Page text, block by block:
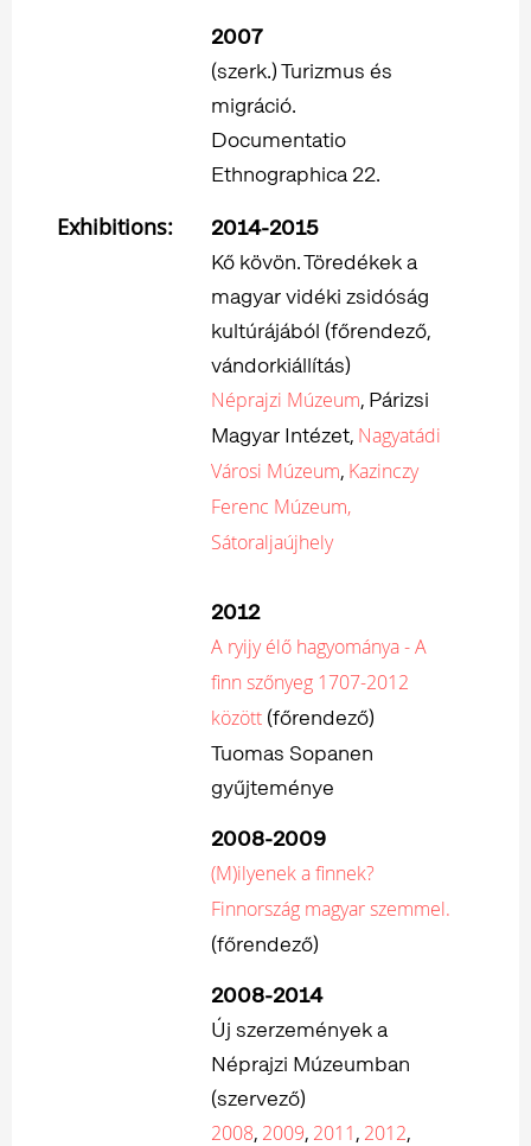
2007
(szerk.) Turizmus és
migráció.
Documentatio
Ethnographica 22.
Exhibitions:
2014-2015
Kő kövön. Töredékek a
magyar vidéki zsidóság
kultúrájából (főrendező,
vándorkiállítás)
Néprajzi Múzeum, Párizsi
Magyar Intézet, Nagyatádi
Városi Múzeum, Kazinczy
Ferenc Múzeum,
Sátoraljaújhely
2012
A ryijy élő hagyománya - A
finn szőnyeg 1707-2012
között (főrendező)
Tuomas Sopanen
gyűjteménye
2008-2009
(M)ilyenek a finnek?
Finnország magyar szemmel.
(főrendező)
2008-2014
Új szerzemények a
Néprajzi Múzeumban
(szervező)
2008, 2009, 2011, 2012,